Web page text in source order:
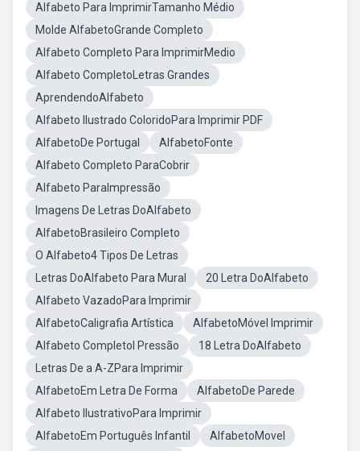
Alfabeto Para ImprimirTamanho Médio
Molde AlfabetoGrande Completo
Alfabeto Completo Para ImprimirMedio
Alfabeto CompletoLetras Grandes
AprendendoAlfabeto
Alfabeto Ilustrado ColoridoPara Imprimir PDF
AlfabetoDe Portugal
AlfabetoFonte
Alfabeto Completo ParaCobrir
Alfabeto ParaImpressão
Imagens De Letras DoAlfabeto
AlfabetoBrasileiro Completo
O Alfabeto4 Tipos De Letras
Letras DoAlfabeto Para Mural
20 Letra DoAlfabeto
Alfabeto VazadoPara Imprimir
AlfabetoCaligrafia Artística
AlfabetoMóvel Imprimir
Alfabeto CompletoI Pressão
18 Letra DoAlfabeto
Letras De a A-ZPara Imprimir
AlfabetoEm Letra De Forma
AlfabetoDe Parede
Alfabeto IlustrativoPara Imprimir
AlfabetoEm Português Infantil
AlfabetoMovel